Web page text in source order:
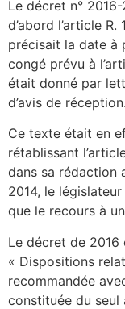
Le décret n°
d’abord l’article
précisait la date à
congé prévu à
était donné par
d’avis de réception.
Ce texte était en
rétablissant
dans sa rédaction
2014, le
que le recours à
Le décret de
« Dispositions
recommandée
constituée du